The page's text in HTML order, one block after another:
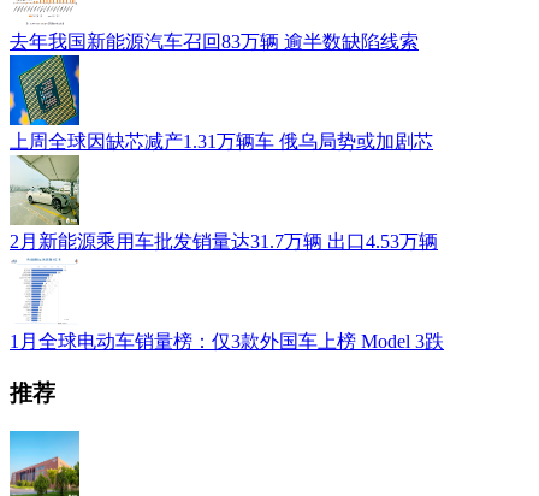
去年我国新能源汽车召回83万辆 逾半数缺陷线索
上周全球因缺芯减产1.31万辆车 俄乌局势或加剧芯
2月新能源乘用车批发销量达31.7万辆 出口4.53万辆
1月全球电动车销量榜：仅3款外国车上榜 Model 3跌
推荐